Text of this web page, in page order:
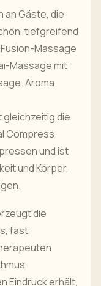
an Gäste, die
tiefgreifend
Massage
Massage mit
Aroma
die
Compress
und ist
und Körper,
die
fast
Eindruck erhält,